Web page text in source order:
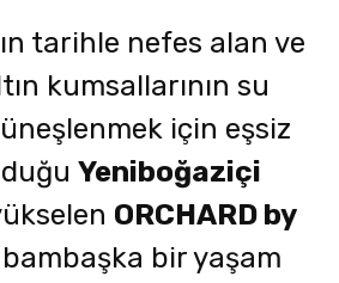
tarihle nefes alan ve
kumsallarının su
için eşsiz
Yeniboğaziçi
ORCHARD by
bambaşka bir yaşam